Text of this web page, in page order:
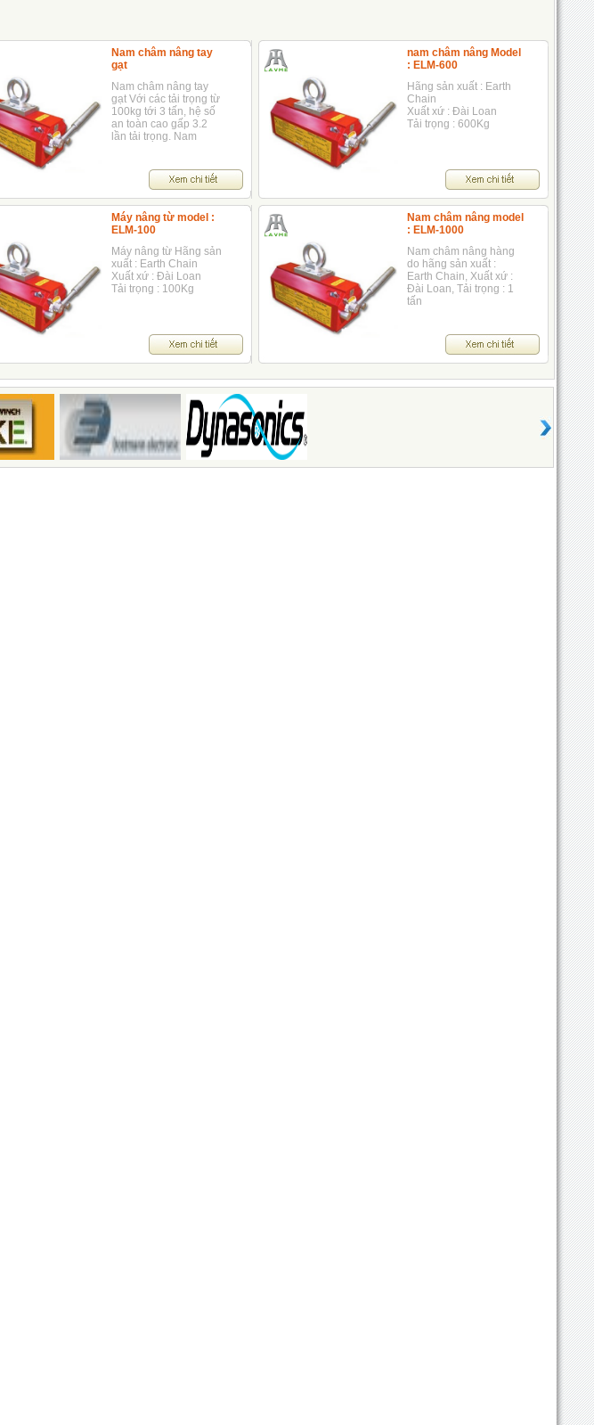
Nam châm nâng tay
gạt
Nam châm nâng tay
gạt Với các tải trọng từ
100kg tới 3 tấn, hệ số
an toàn cao gấp 3.2
lần tải trọng. Nam
sử dụng phổ biến
trong các lĩnh vực khác
nhau
nam châm nâng Model
: ELM-600
Hãng sản xuất : Earth
Chain
Xuất xứ : Đài Loan
Tải trọng : 600Kg
Máy nâng từ model :
ELM-100
Máy nâng từ Hãng sản
xuất : Earth Chain
Xuất xứ : Đài Loan
Tải trọng : 100Kg
Nam châm nâng model
: ELM-1000
Nam châm nâng hàng
do hãng sản xuất :
Earth Chain, Xuất xứ :
Đài Loan, Tải trọng : 1
tấn